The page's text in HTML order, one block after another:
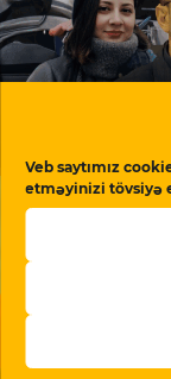
Veb saytımız
etməyinizi tövsiyə
“Meydan TV
Azərbaycan